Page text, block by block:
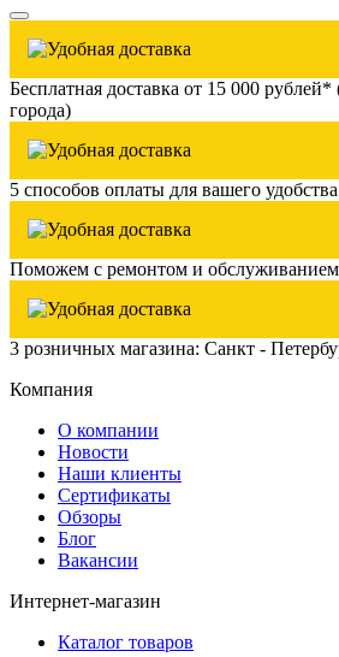
Бесплатная доставка от 15 000
города)
5 способов оплаты для вашего удобства
Поможем с ремонтом и обслуживанием
3 розничных магазина: Санкт -
Компания
О компании
Новости
Наши клиенты
Сертификаты
Обзоры
Блог
Вакансии
Интернет-магазин
Каталог товаров